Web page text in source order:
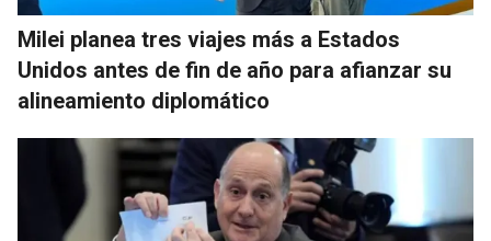
Milei planea tres viajes más a Estados
Unidos antes de fin de año para afianzar su
alineamiento diplomático